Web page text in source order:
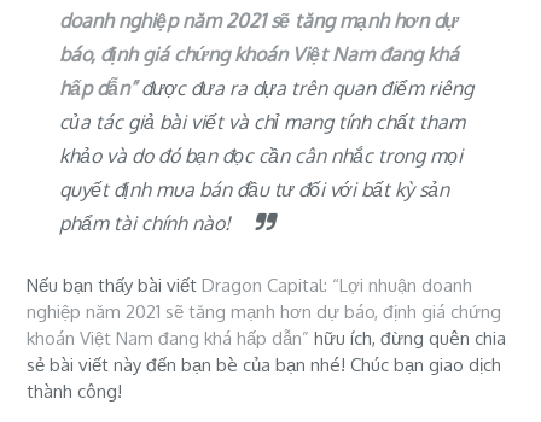
doanh nghiệp năm 2021 sẽ tăng mạnh hơn dự
báo, định giá chứng khoán Việt Nam đang khá
hấp dẫn”được đưa ra dựa trên quan điểm riêng
của tác giả bài viết và chỉ mang tính chất tham
khảo và do đó bạn đọc cần cân nhắc trong mọi
quyết định mua bán đầu tư đối với bất kỳ sản
phẩm tài chính nào!
Nếu bạn thấy bài viếtDragon Capital: “Lợi nhuận doanh
nghiệp năm 2021 sẽ tăng mạnh hơn dự báo, định giá chứng
khoán Việt Nam đang khá hấp dẫn” hữu ích, đừng quên chia
sẻ bài viết này đến bạn bè của bạn nhé! Chúc bạn giao dịch
thành công!